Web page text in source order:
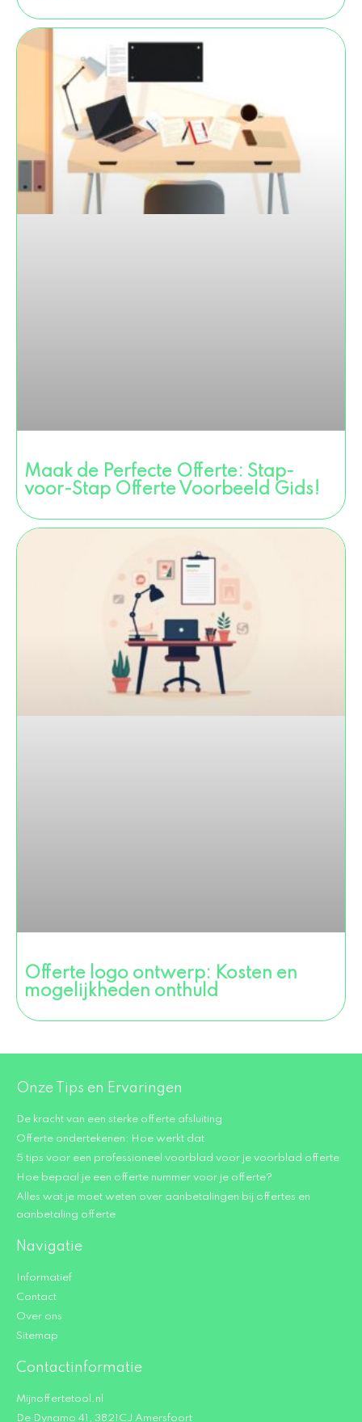
Maak de Perfecte Offerte: Stap-
voor-Stap Offerte Voorbeeld Gids!
Offerte logo ontwerp: Kosten en
mogelijkheden onthuld
Onze Tips en Ervaringen
De kracht van een sterke offerte afsluiting
Offerte ondertekenen: Hoe werkt dat
5 tips voor een professioneel voorblad voor je voorblad offerte
Hoe bepaal je een offerte nummer voor je offerte?
Alles wat je moet weten over aanbetalingen bij offertes en
aanbetaling offerte
Navigatie
Informatief
Contact
Over ons
Sitemap
Contactinformatie
Mijnoffertetool.nl
De Dynamo 41, 3821CJ Amersfoort